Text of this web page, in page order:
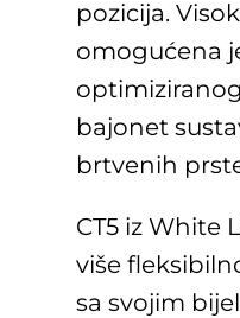
pozicija.
omogućena
bajonet
brtvenih
CT5 iz White
više
sa svojim